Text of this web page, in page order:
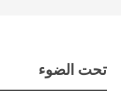
تحت الضوء